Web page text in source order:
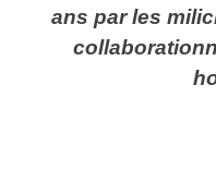
ans par les